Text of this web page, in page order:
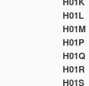
H01L
H01M
H01P
H01Q
H01R
H01S